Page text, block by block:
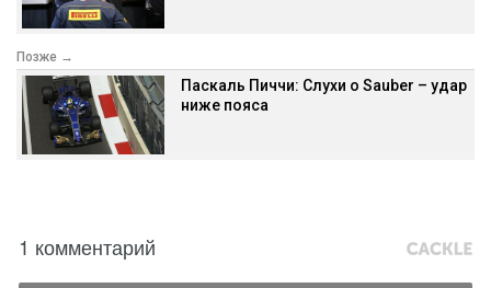
Позже →
Паскаль Пиччи: Слухи о Sauber – удар
ниже пояса
1 комментарий